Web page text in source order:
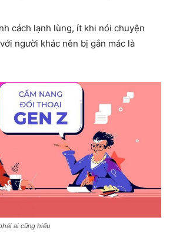
cách lạnh lùng, ít khi nói chuyện
người khác nên bị gắn mác là
ai cũng hiểu